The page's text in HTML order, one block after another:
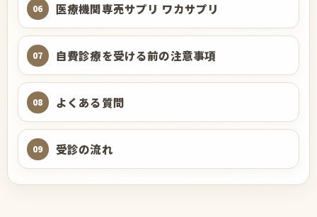
06 医療機関専売サプリ ワカサプリ
07 自費診療を受ける前の注意事項
08 よくある質問
09 受診の流れ